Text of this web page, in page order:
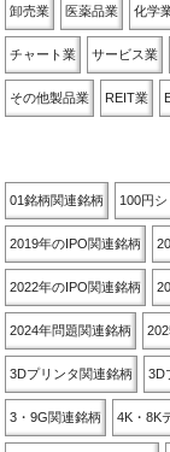
卸売業 医薬品業 化学
チャート業 サービス業
その他製品業 REIT業
01銘柄関連銘柄 100円
2019年のIPO関連銘柄
2022年のIPO関連銘柄
2024年問題関連銘柄
3Dプリンタ関連銘柄 3D
3・9G関連銘柄 4K・8K